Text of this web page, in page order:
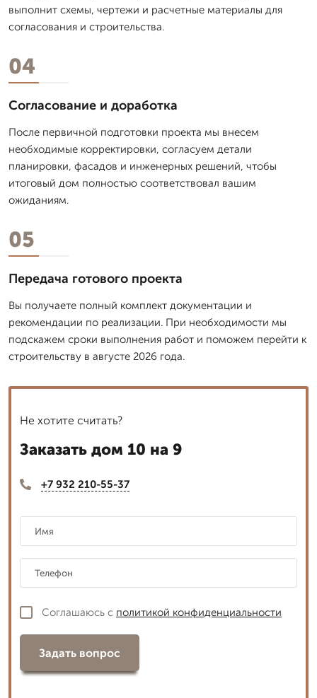
выполнит схемы, чертежи и расчетные материалы для
согласования и строительства.
04
Согласование и доработка
После первичной подготовки проекта мы внесем
необходимые корректировки, согласуем детали
планировки, фасадов и инженерных решений, чтобы
итоговый дом полностью соответствовал вашим
ожиданиям.
05
Передача готового проекта
Вы получаете полный комплект документации и
рекомендации по реализации. При необходимости мы
подскажем сроки выполнения работ и поможем перейти к
строительству в августе 2026 года.
Не хотите считать?
Заказать дом 10 на 9
+7 932 210-55-37
Соглашаюсь с политикой конфиденциальности
Задать вопрос